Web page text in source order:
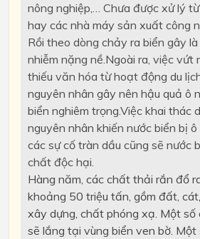
nông nghiệp,… Chưa được xử lý
hay các nhà máy sản xuất công
Rồi theo dòng chảy ra biển gây
nhiễm nặng nề.Ngoài ra, việc vứt
thiếu văn hóa từ hoạt động du
nguyên nhân gây nên hậu quả ô
biển nghiêm trọng.Việc khai thác
nguyên nhân khiến nước biển bị ô
các sự cố tràn dầu cũng sẽ nước
chất độc hại.
Hàng năm, các chất thải rắn đổ
khoảng 50 triệu tấn, gồm đất,
xây dựng, chất phóng xạ. Một
sẽ lắng tại vùng biển ven bờ.